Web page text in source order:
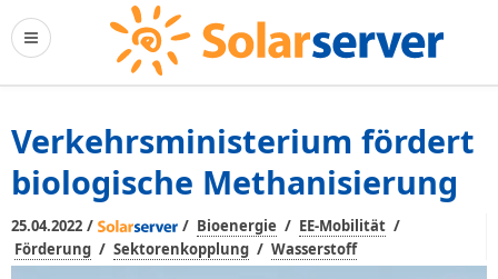
Verkehrsministerium fördert
biologische Methanisierung
25.04.2022 / / Bioenergie / EE-Mobilität /
Förderung / Sektorenkopplung / Wasserstoff